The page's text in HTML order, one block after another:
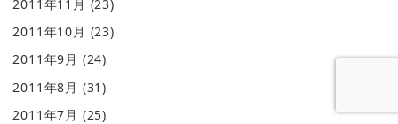
2011年11月 (23)
2011年10月 (23)
2011年9月 (24)
2011年8月 (31)
2011年7月 (25)